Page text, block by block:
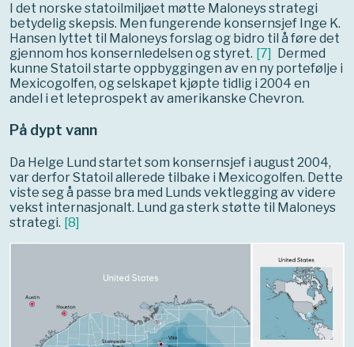
I det norske statoilmiljøet møtte Maloneys strategi
betydelig skepsis. Men fungerende konsernsjef Inge K.
Hansen lyttet til Maloneys forslag og bidro til å føre det
gjennom hos konsernledelsen og styret. [7]
Dermed
kunne Statoil starte oppbyggingen av en ny portefølje i
Mexicogolfen, og selskapet kjøpte tidlig i 2004 en
andel i et leteprospekt av amerikanske Chevron.
På dypt vann
Da Helge Lund startet som konsernsjef i august 2004,
var derfor Statoil allerede tilbake i Mexicogolfen. Dette
viste seg å passe bra med Lunds vektlegging av videre
vekst internasjonalt. Lund ga sterk støtte til Maloneys
strategi. [8]